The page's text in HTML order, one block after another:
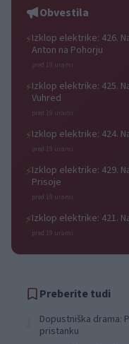
Obvestila
⚡Izklop elektrike: 426.
Anton na Pohorju
pred 19 urami
⚡Izklop elektrike: 425.
Vuhred
pred 19 urami
⚡Izklop elektrike: 424.
pred 19 urami
⚡Izklop elektrike: 429.
Prisoje
pred 19 urami
⚡Izklop elektrike: 421.
pred 19 urami
Preberite tudi
Dopustniška drama:
pristanku